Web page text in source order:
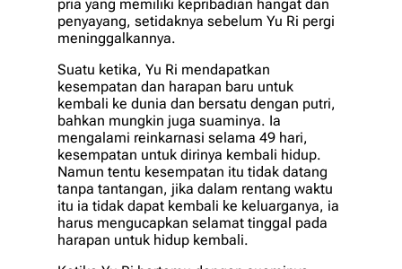
pria yang memiliki kepribadian hangat dan
penyayang, setidaknya sebelum Yu Ri pergi
meninggalkannya.
Suatu ketika, Yu Ri mendapatkan
kesempatan dan harapan baru untuk
kembali ke dunia dan bersatu dengan putri,
bahkan mungkin juga suaminya. Ia
mengalami reinkarnasi selama 49 hari,
kesempatan untuk dirinya kembali hidup.
Namun tentu kesempatan itu tidak datang
tanpa tantangan, jika dalam rentang waktu
itu ia tidak dapat kembali ke keluarganya, ia
harus mengucapkan selamat tinggal pada
harapan untuk hidup kembali.